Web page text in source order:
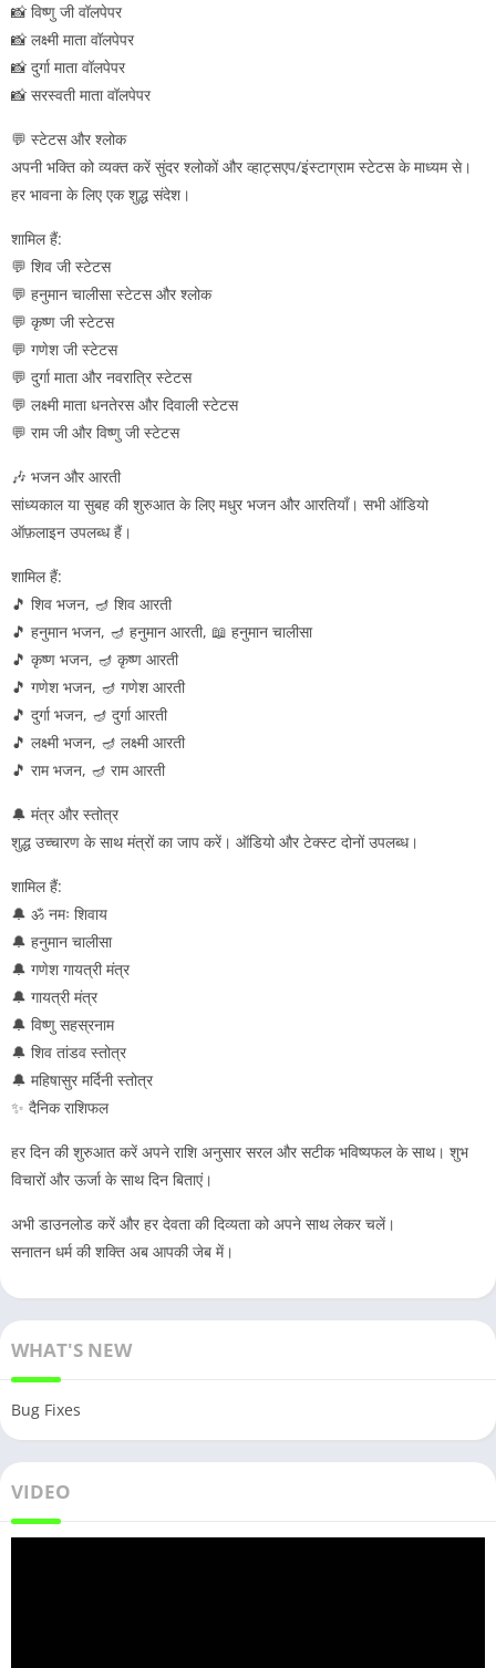
📸 विष्णु जी वॉलपेपर
📸 लक्ष्मी माता वॉलपेपर
📸 दुर्गा माता वॉलपेपर
📸 सरस्वती माता वॉलपेपर
💬 स्टेटस और श्लोक
अपनी भक्ति को व्यक्त करें सुंदर श्लोकों और व्हाट्सएप/इंस्टाग्राम स्टेटस के माध्यम से।
हर भावना के लिए एक शुद्ध संदेश।
शामिल हैं:
💬 शिव जी स्टेटस
💬 हनुमान चालीसा स्टेटस और श्लोक
💬 कृष्ण जी स्टेटस
💬 गणेश जी स्टेटस
💬 दुर्गा माता और नवरात्रि स्टेटस
💬 लक्ष्मी माता धनतेरस और दिवाली स्टेटस
💬 राम जी और विष्णु जी स्टेटस
🎶 भजन और आरती
सांध्यकाल या सुबह की शुरुआत के लिए मधुर भजन और आरतियाँ। सभी ऑडियो
ऑफ़लाइन उपलब्ध हैं।
शामिल हैं:
🎵 शिव भजन, 🪔 शिव आरती
🎵 हनुमान भजन, 🪔 हनुमान आरती, 📖 हनुमान चालीसा
🎵 कृष्ण भजन, 🪔 कृष्ण आरती
🎵 गणेश भजन, 🪔 गणेश आरती
🎵 दुर्गा भजन, 🪔 दुर्गा आरती
🎵 लक्ष्मी भजन, 🪔 लक्ष्मी आरती
🎵 राम भजन, 🪔 राम आरती
🔔 मंत्र और स्तोत्र
शुद्ध उच्चारण के साथ मंत्रों का जाप करें। ऑडियो और टेक्स्ट दोनों उपलब्ध।
शामिल हैं:
🔔 ॐ नमः शिवाय
🔔 हनुमान चालीसा
🔔 गणेश गायत्री मंत्र
🔔 गायत्री मंत्र
🔔 विष्णु सहस्रनाम
🔔 शिव तांडव स्तोत्र
🔔 महिषासुर मर्दिनी स्तोत्र
✨ दैनिक राशिफल
हर दिन की शुरुआत करें अपने राशि अनुसार सरल और सटीक भविष्यफल के साथ। शुभ
विचारों और ऊर्जा के साथ दिन बिताएं।
अभी डाउनलोड करें और हर देवता की दिव्यता को अपने साथ लेकर चलें।
सनातन धर्म की शक्ति अब आपकी जेब में।
WHAT'S NEW
Bug Fixes
VIDEO